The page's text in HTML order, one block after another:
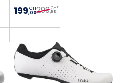
199,00
CHF299,90
CHF